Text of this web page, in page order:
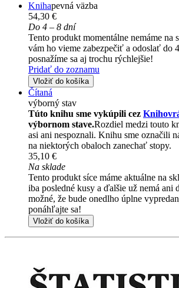
Knihapevná väzba
54,30 €
Do 4 – 8 dní
Tento produkt momentálne nemáme na
vám ho vieme zabezpečiť a odoslať do
posnažíme sa aj trochu rýchlejšie!
Pridať do zoznamu
Vložiť do košíka
Čítaná
výborný stav
Túto knihu sme vykúpili cez
výbornom stave.Rozdiel medzi touto
asi ani nespoznali. Knihu sme označili
na niektorých obaloch zanechať stopy.
35,10 €
Na sklade
Tento produkt síce máme aktuálne na
iba posledné kusy a ďalšie už nemá ani
možné, že bude onedlho úplne
ponáhľajte sa!
Vložiť do košíka